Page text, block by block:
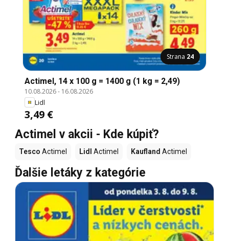
Strana 24
Actimel, 14 x 100 g = 1400 g (1 kg = 2,49)
10.08.2026- 16.08.2026
Lidl
3,49 €
Actimel v akcii - Kde kúpiť?
Tesco Actimel Lidl Actimel Kaufland Actimel
Ďalšie letáky z kategórie